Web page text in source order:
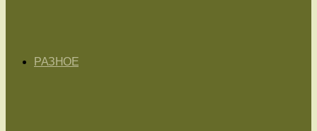
РАЗНОЕ